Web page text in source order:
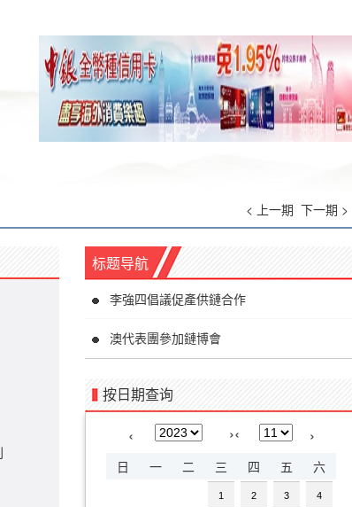
< 上一期 下一期 >
标题导航
李強四倡議促產供鏈合作
澳代表團參加鏈博會
按日期查询
‹ ›‹ ›
日 一 二 三 四 五 六
1 2 3 4